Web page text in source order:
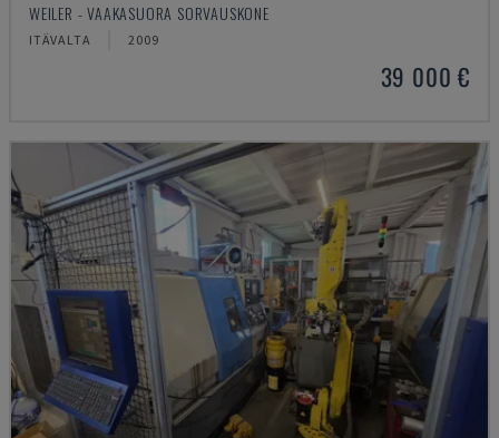
WEILER - VAAKASUORA SORVAUSKONE
ITÄVALTA 2009
39 000 €